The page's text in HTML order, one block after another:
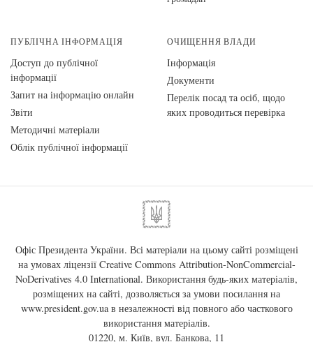
ПУБЛІЧНА ІНФОРМАЦІЯ
Доступ до публічної
інформації
Запит на інформацію онлайн
Звіти
Методичні матеріали
Облік публічної інформації
ОЧИЩЕННЯ ВЛАДИ
Інформація
Документи
Перелік посад та осіб, щодо
яких проводиться перевірка
Офіс Президента України. Всі матеріали на цьому сайті розміщені
на умовах ліцензії Creative Commons Attribution-NonCommercial-
NoDerivatives 4.0 International. Використання будь-яких матеріалів,
розміщених на сайті, дозволяється за умови посилання на
www.president.gov.uaв незалежності від повного або часткового
використання матеріалів.
01220, м. Київ, вул. Банкова, 11